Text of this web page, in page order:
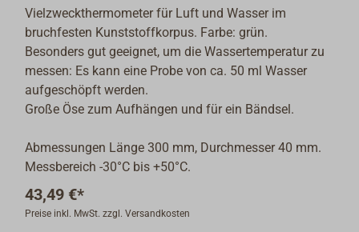
Vielzweckthermometer für Luft und Wasser im
bruchfesten Kunststoffkorpus. Farbe: grün.
Besonders gut geeignet, um die Wassertemperatur zu
messen: Es kann eine Probe von ca. 50 ml Wasser
aufgeschöpft werden.
Große Öse zum Aufhängen und für ein Bändsel.
Abmessungen Länge 300 mm, Durchmesser 40 mm.
Messbereich -30°C bis +50°C.
43,49 €*
Preise inkl. MwSt. zzgl. Versandkosten